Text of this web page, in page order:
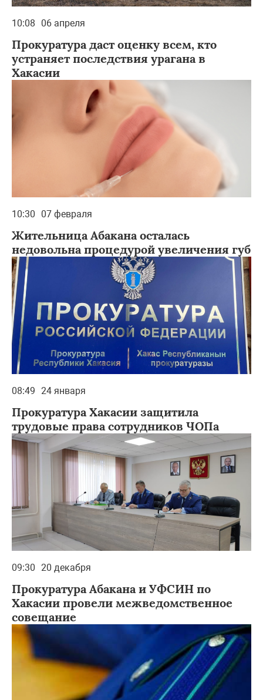
10:08 06 апреля
Прокуратура даст оценку всем, кто
устраняет последствия урагана в
Хакасии
10:30 07 февраля
Жительница Абакана осталась
недовольна процедурой увеличения губ
08:49 24 января
Прокуратура Хакасии защитила
трудовые права сотрудников ЧОПа
09:30 20 декабря
Прокуратура Абакана и УФСИН по
Хакасии провели межведомственное
совещание